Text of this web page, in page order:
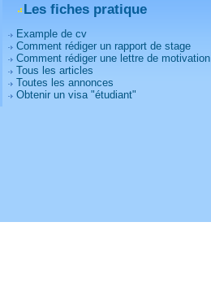
Les fiches pratique
Example de cv
Comment rédiger un rapport de stage
Comment rédiger une lettre de motivation
Tous les articles
Toutes les annonces
Obtenir un visa "étudiant"